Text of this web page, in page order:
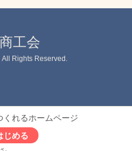
工会
All Rights Reserved.
くれるホームページ
じめる